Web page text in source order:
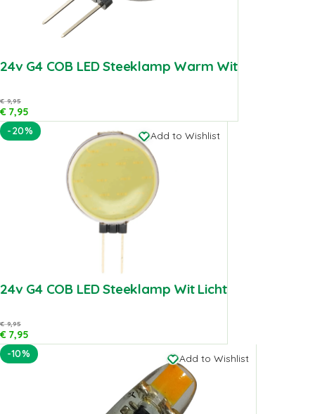
24v G4 COB LED Steeklamp Warm Wit
€9,95
€7,95
-20%
Add to Wishlist
24v G4 COB LED Steeklamp Wit Licht
€9,95
€7,95
-10%
Add to Wishlist